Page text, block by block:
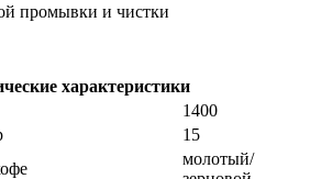
промывки и чистки
характеристики
1400
15
молотый/